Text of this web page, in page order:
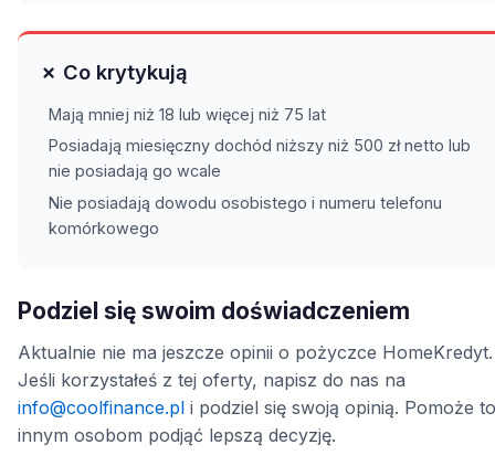
✗ Co krytykują
Mają mniej niż 18 lub więcej niż 75 lat
Posiadają miesięczny dochód niższy niż 500 zł netto lub
nie posiadają go wcale
Nie posiadają dowodu osobistego i numeru telefonu
komórkowego
Podziel się swoim doświadczeniem
Aktualnie nie ma jeszcze opinii o pożyczce HomeKredyt.
Jeśli korzystałeś z tej oferty, napisz do nas na
info@coolfinance.pl i podziel się swoją opinią. Pomoże to
innym osobom podjąć lepszą decyzję.